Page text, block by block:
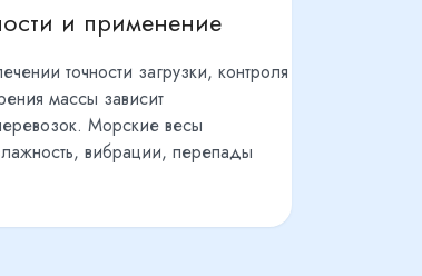
и применение
точности загрузки, контроля
массы зависит
Морские весы
вибрации, перепады